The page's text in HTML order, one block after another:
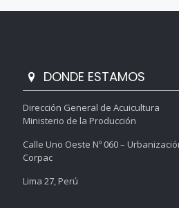
DONDE ESTAMOS
Dirección General de Acuicultura
Ministerio de la Producción
Calle Uno Oeste Nº 060 –
Corpac
Lima 27, Perú